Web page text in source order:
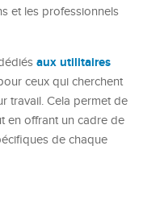
et les professionnels
aux utilitaires
ceux qui cherchent
travail. Cela permet de
en offrant un cadre de
de chaque